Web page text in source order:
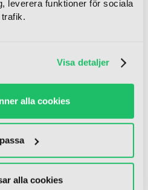
leverera funktioner för sociala
Visa detaljer
alla cookies
alla cookies
experimenting with
advertisement
r
Tracks the
conversion rate
and the
advertisement
banners on the
website - This
serves to optimise
Bestän